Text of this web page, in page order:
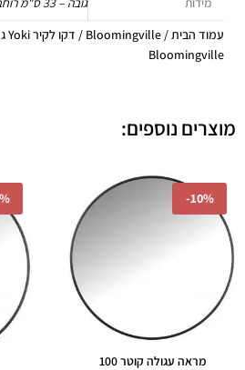
עמוד הבית/
Bloomingville
Bloomingville
מוצרים נוספים:
10%
-
מראה עגולה קוטר 100
המחיר
הנוכחי
הוא:
₪629.10.